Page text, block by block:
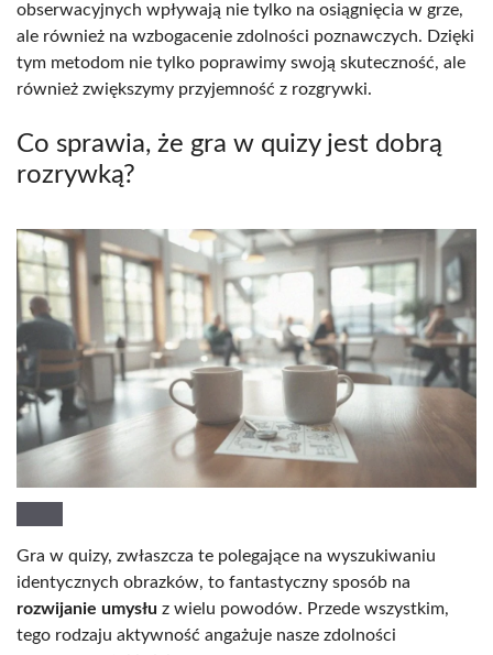
obserwacyjnych wpływają nie tylko na osiągnięcia w grze,
ale również na wzbogacenie zdolności poznawczych. Dzięki
tym metodom nie tylko poprawimy swoją skuteczność, ale
również zwiększymy przyjemność z rozgrywki.
Co sprawia, że gra w quizy jest dobrą
rozrywką?
Gra w quizy, zwłaszcza te polegające na wyszukiwaniu
identycznych obrazków, to fantastyczny sposób na
rozwijanie umysłu z wielu powodów. Przede wszystkim,
tego rodzaju aktywność angażuje nasze zdolności